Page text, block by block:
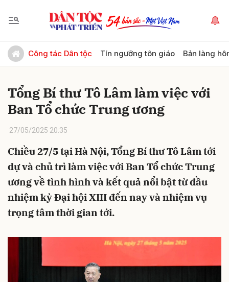
Công tác Dân tộc Tín ngưỡng tôn giáo Bản làng
Tổng Bí thư Tô Lâm làm việc với
Ban Tổ chức Trung ương
27/05/2025 20:35
Chiều 27/5 tại Hà Nội, Tổng Bí thư Tô Lâm tới
dự và chủ trì làm việc với Ban Tổ chức Trung
ương về tình hình và kết quả nổi bật từ đầu
nhiệm kỳ Đại hội XIII đến nay và nhiệm vụ
trọng tâm thời gian tới.
Gửi bình luận
Hủy Gửi